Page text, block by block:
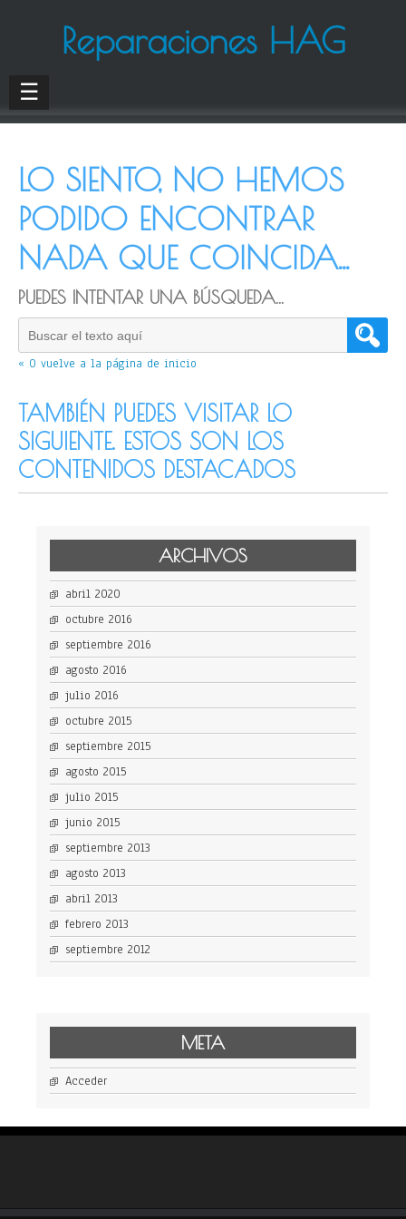
Reparaciones HAG
☰
LO SIENTO, NO HEMOS
PODIDO ENCONTRAR
NADA QUE COINCIDA...
PUEDES INTENTAR UNA BÚSQUEDA...
« O vuelve a la página de inicio
TAMBIÉN PUEDES VISITAR LO
SIGUIENTE. ESTOS SON LOS
CONTENIDOS DESTACADOS
ARCHIVOS
abril 2020
octubre 2016
septiembre 2016
agosto 2016
julio 2016
octubre 2015
septiembre 2015
agosto 2015
julio 2015
junio 2015
septiembre 2013
agosto 2013
abril 2013
febrero 2013
septiembre 2012
META
Acceder